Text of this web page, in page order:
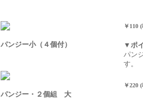
パンジー小（４個付）
￥110
▼ポ
パン
す。
パンジー・２個組 大
￥220